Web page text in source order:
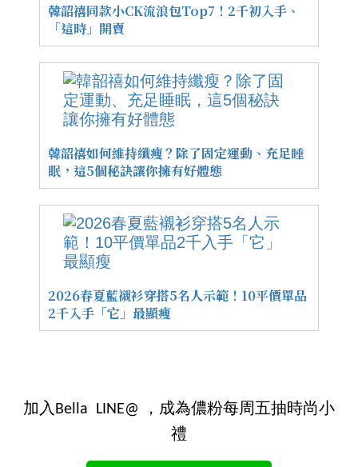
韓韶禧同款小CK流浪包Top7！2千初入手、
「這時」開賣
韓韶禧如何維持纖瘦？除了固定運動、充足睡
眠，這5個秘訣讓你擁有好體態
2026春夏藍襯衫穿搭5名人示範！10平價單品
2千入手「它」最顯瘦
加入Bella LINE@ ，成為儂粉每周五抽時尚小
禮